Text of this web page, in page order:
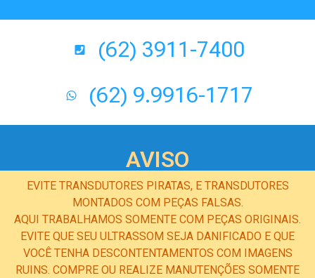
(62) 3911-7400
(62) 9.9916-1717
AVISO
EVITE TRANSDUTORES PIRATAS, E TRANSDUTORES
MONTADOS COM PEÇAS FALSAS.
AQUI TRABALHAMOS SOMENTE COM PEÇAS ORIGINAIS.
EVITE QUE SEU ULTRASSOM SEJA DANIFICADO E QUE
VOCÊ TENHA DESCONTENTAMENTOS COM IMAGENS
RUINS. COMPRE OU REALIZE MANUTENÇÕES SOMENTE